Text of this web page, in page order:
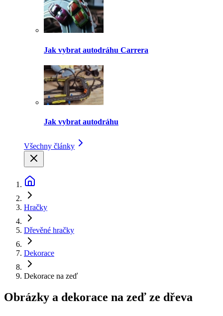
Jak vybrat autodráhu Carrera
Jak vybrat autodráhu
Všechny články
Hračky
Dřevěné hračky
Dekorace
Dekorace na zeď
Obrázky a dekorace na zeď ze dřeva